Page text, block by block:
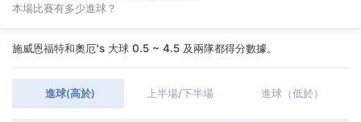
本場比賽有多少進球？
施威恩福特和奧厄's 大球 0.5 ~ 4.5 及兩隊都得分數據。
進球(高於) 上半場/下半場 進球（低於）